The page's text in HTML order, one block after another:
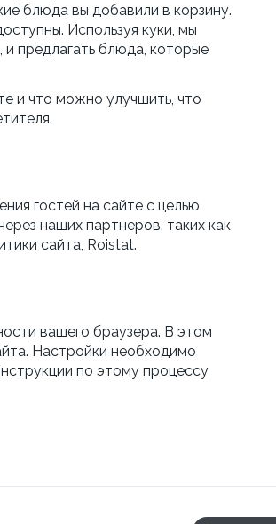
блюда вы добавили в корзину.
Используя куки, мы
предлагать блюда, которые
и что можно улучшить, что
гостей на сайте с целью
наших партнеров, таких как
сайта, Roistat.
вашего браузера. В этом
Настройки необходимо
по этому процессу